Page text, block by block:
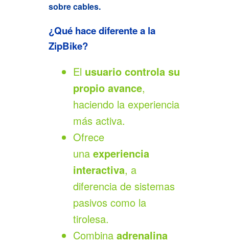
sobre cables.
¿Qué hace diferente a la
ZipBike?
El usuario controla su
propio avance,
haciendo la experiencia
más activa.
Ofrece
una experiencia
interactiva, a
diferencia de sistemas
pasivos como la
tirolesa.
Combina adrenalina